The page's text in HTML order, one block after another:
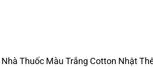
Thuốc Màu Trắng Cotton Nhật